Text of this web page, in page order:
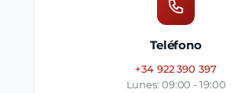
Teléfono
+34 922 390 397
Lunes: 09:00 - 19:00